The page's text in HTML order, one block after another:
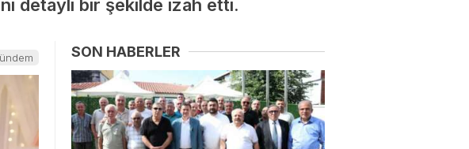
detaylı bir şekilde izah etti.
SON HABERLER